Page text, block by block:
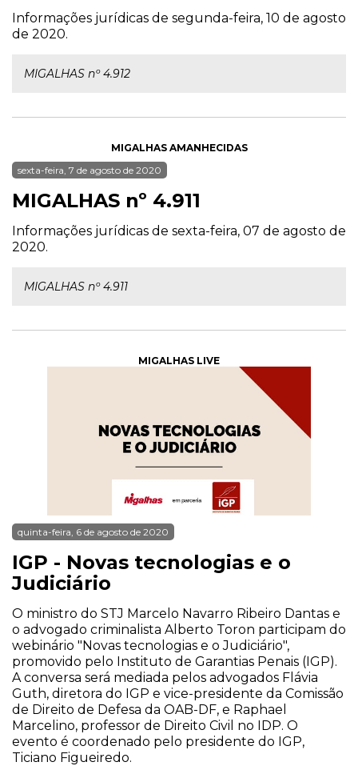
Informações jurídicas de segunda-feira, 10 de agosto
de 2020.
MIGALHAS nº 4.912
MIGALHAS AMANHECIDAS
sexta-feira, 7 de agosto de 2020
MIGALHAS nº 4.911
Informações jurídicas de sexta-feira, 07 de agosto de
2020.
MIGALHAS nº 4.911
MIGALHAS LIVE
quinta-feira, 6 de agosto de 2020
IGP - Novas tecnologias e o
Judiciário
O ministro do STJ Marcelo Navarro Ribeiro Dantas e
o advogado criminalista Alberto Toron participam do
webinário "Novas tecnologias e o Judiciário",
promovido pelo Instituto de Garantias Penais (IGP).
A conversa será mediada pelos advogados Flávia
Guth, diretora do IGP e vice-presidente da Comissão
de Direito de Defesa da OAB-DF, e Raphael
Marcelino, professor de Direito Civil no IDP. O
evento é coordenado pelo presidente do IGP,
Ticiano Figueiredo.